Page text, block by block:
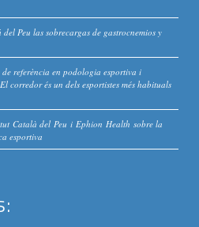
Peu las sobrecargas de gastrocnemios y
referència en podologia esportiva i
corredor és un dels esportistes més habituals
Català del Peu i Ephion Health sobre la
esportiva